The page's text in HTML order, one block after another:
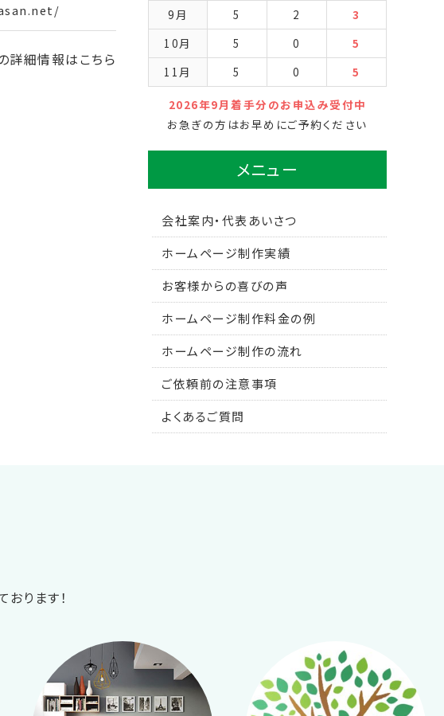
詳細情報はこちら
9月 5 2
3
10月
5 0
5
11月
5 0 5
2026年9月着手分のお申込み受付中
お急ぎの方はお早めにご予約ください
メニュー
会社案内・代表あいさつ
ホームページ制作実績
お客様からの喜びの声
ホームページ制作料金の例
ホームページ制作の流れ
ご依頼前の注意事項
よくあるご質問
ります！